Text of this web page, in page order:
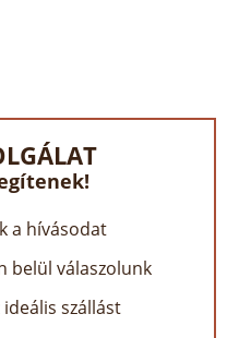
a hívásodat
belül válaszolunk
szállást